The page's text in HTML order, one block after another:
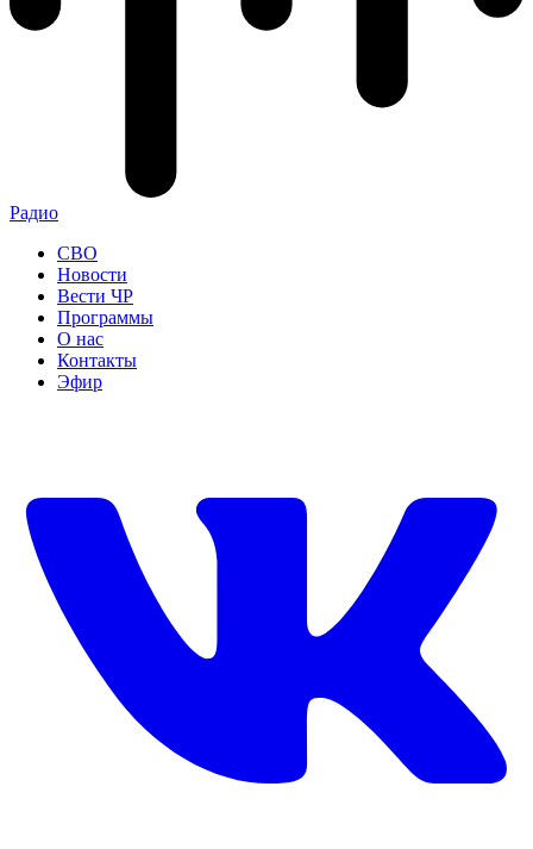
Радио
СВО
Новости
Вести ЧР
Программы
О нас
Контакты
Эфир